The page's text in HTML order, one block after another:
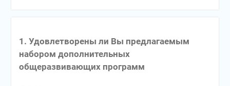
1. Удовлетворены ли Вы предлагаемым
набором дополнительных
общеразвивающих программ